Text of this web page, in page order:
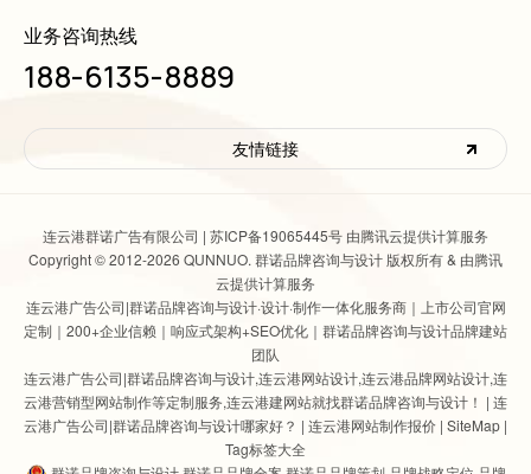
业务咨询热线
188-6135-8889
友情链接
连云港群诺广告有限公司 | 苏ICP备19065445号 由腾讯云提供计算服务
Copyright © 2012-2026 QUNNUO. 群诺品牌咨询与设计 版权所有 & 由腾讯
云提供计算服务
连云港广告公司|群诺品牌咨询与设计·设计·制作一体化服务商｜上市公司官网
定制｜200+企业信赖｜响应式架构+SEO优化｜群诺品牌咨询与设计品牌建站
团队
连云港广告公司|群诺品牌咨询与设计,连云港网站设计,连云港品牌网站设计,连
云港营销型网站制作等定制服务,连云港建网站就找群诺品牌咨询与设计！ | 连
云港广告公司|群诺品牌咨询与设计哪家好？ | 连云港网站制作报价 | SiteMap |
Tag标签大全